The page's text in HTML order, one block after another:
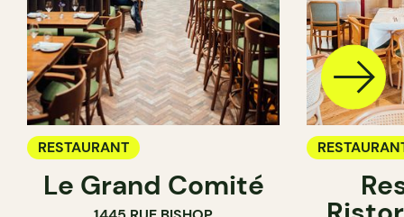
RESTAURANT
Le Grand Comité